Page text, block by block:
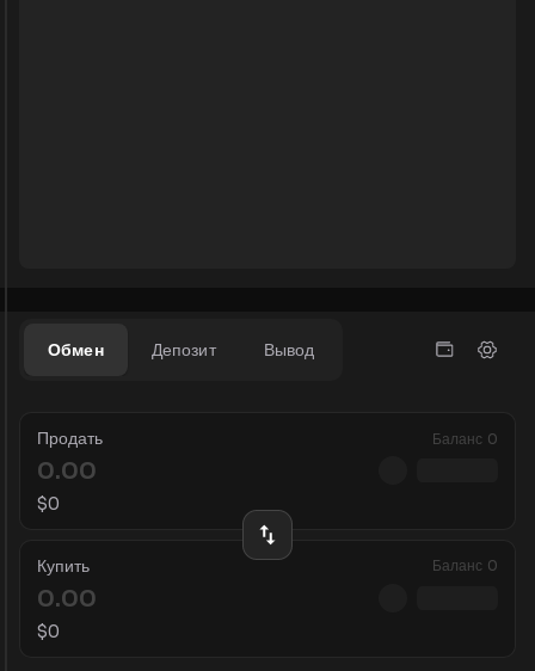
Обмен Депозит Вывод
Продать Баланс 0
$0
Купить Баланс 0
$0